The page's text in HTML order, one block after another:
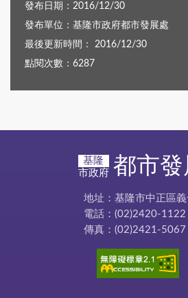
發布日期：2016/12/30
發布單位：基隆市政府都市發展處
最後更新時間： 2016/12/30
點閱次數：6287
基隆
市政府 都市發
地址：基隆市中正區
電話：(02)2420-1122
傳真：(02)2421-5067